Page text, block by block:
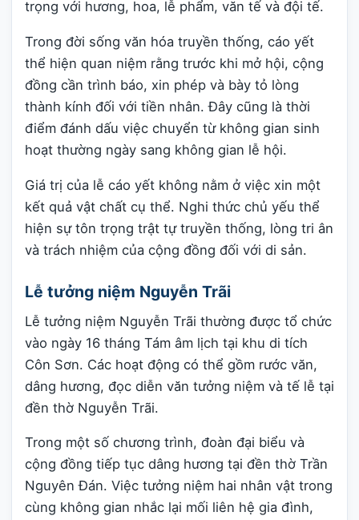
trọng với hương, hoa, lễ phẩm, văn tế và đội tế.
Trong đời sống văn hóa truyền thống, cáo yết
thể hiện quan niệm rằng trước khi mở hội, cộng
đồng cần trình báo, xin phép và bày tỏ lòng
thành kính đối với tiền nhân. Đây cũng là thời
điểm đánh dấu việc chuyển từ không gian sinh
hoạt thường ngày sang không gian lễ hội.
Giá trị của lễ cáo yết không nằm ở việc xin một
kết quả vật chất cụ thể. Nghi thức chủ yếu thể
hiện sự tôn trọng trật tự truyền thống, lòng tri ân
và trách nhiệm của cộng đồng đối với di sản.
Lễ tưởng niệm Nguyễn Trãi
Lễ tưởng niệm Nguyễn Trãi thường được tổ chức
vào ngày 16 tháng Tám âm lịch tại khu di tích
Côn Sơn. Các hoạt động có thể gồm rước văn,
dâng hương, đọc diễn văn tưởng niệm và tế lễ tại
đền thờ Nguyễn Trãi.
Trong một số chương trình, đoàn đại biểu và
cộng đồng tiếp tục dâng hương tại đền thờ Trần
Nguyên Đán. Việc tưởng niệm hai nhân vật trong
cùng không gian nhắc lại mối liên hệ gia đình,